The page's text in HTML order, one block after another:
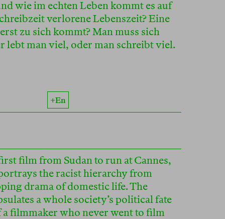
wie im echten Leben kommt es auf
verlorene Lebenszeit? Eine
zu sich kommt? Man muss sich
lebt man viel, oder man schreibt viel.
+en
film from Sudan to run at Cannes,
the racist hierarchy from
drama of domestic life. The
a whole society’s political fate
a filmmaker who never went to film